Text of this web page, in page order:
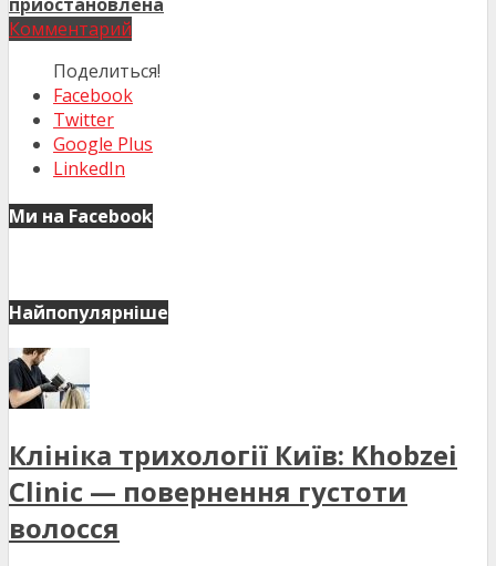
Комментарий
Поделиться!
Facebook
Twitter
Google Plus
LinkedIn
Ми на Facebook
Найпопулярніше
Клініка трихології Київ: Khobzei
Clinic — повернення густоти
волосся